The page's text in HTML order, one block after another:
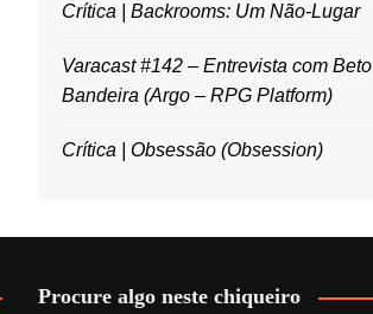
Crítica | Backrooms: Um Não-Lugar
Varacast #142 – Entrevista com Beto
Bandeira (Argo – RPG Platform)
Crítica | Obsessão (Obsession)
Procure algo neste chiqueiro